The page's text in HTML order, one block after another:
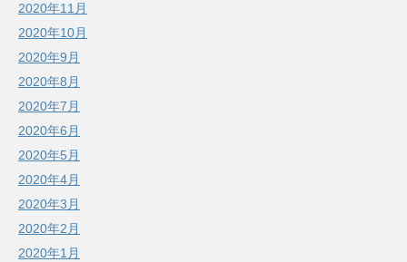
2020年11月
2020年10月
2020年9月
2020年8月
2020年7月
2020年6月
2020年5月
2020年4月
2020年3月
2020年2月
2020年1月